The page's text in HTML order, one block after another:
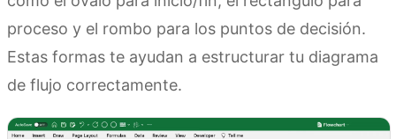
proceso y el rombo para los puntos de decisión.
Estas formas te ayudan a estructurar tu diagrama
de flujo correctamente.